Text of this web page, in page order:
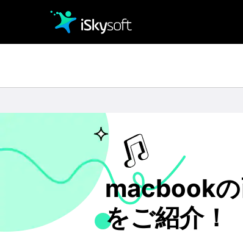
ユーティリティ
macbookの
をご紹介！